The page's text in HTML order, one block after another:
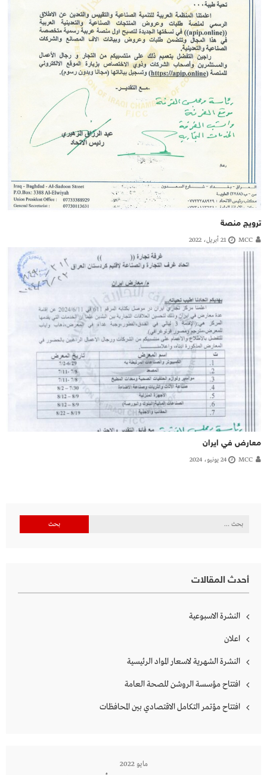
ترويج منصة
MCC 21 أبريل، 2022
معارض في ايران
MCC 24 يونيو، 2024
البحث
أحدث المقالات
النشرة الاسبوعية
اعلان
النشرة الشهرية لاسعار المواد الرئيسية
افتتاح مؤسسة الروشن للصحة العامة
افتتاح مؤتمر التكامل الاقتصادي بين المحافظات
مايو 2022